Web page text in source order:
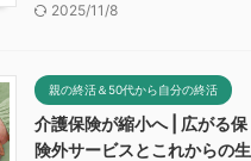
2025/11/8
親の終活＆50代から自分の終活
介護保険が縮小へ | 広がる保
険外サービスとこれからの生